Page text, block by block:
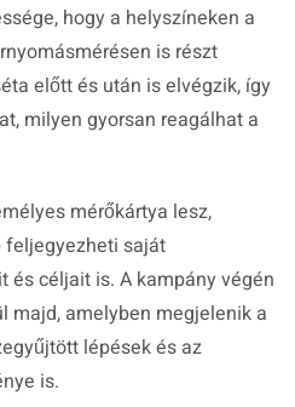
hogy a helyszíneken a
is részt
előtt és után is elvégzik, így
milyen gyorsan reagálhat a
mérőkártya lesz,
feljegyezheti saját
és céljait is. A kampány végén
majd, amelyben megjelenik a
lépések és az
is.